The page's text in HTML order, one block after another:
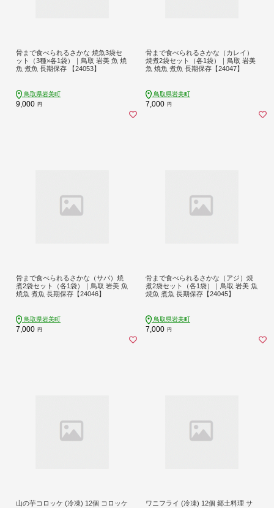
骨まで食べられるさかな 焼魚3袋セ
ット（3種×各1袋）｜鳥取 岩美 魚 焼
魚 煮魚 長期保存 【24053】
鳥取県岩美町
9,000 円
骨まで食べられるさかな（カレイ）
焼煮2袋セット（各1袋）｜鳥取 岩美
魚 焼魚 煮魚 長期保存【24047】
鳥取県岩美町
7,000 円
骨まで食べられるさかな（サバ）焼
煮2袋セット（各1袋）｜鳥取 岩美 魚
焼魚 煮魚 長期保存【24046】
鳥取県岩美町
7,000 円
骨まで食べられるさかな（アジ）焼
煮2袋セット（各1袋）｜鳥取 岩美 魚
焼魚 煮魚 長期保存【24045】
鳥取県岩美町
7,000 円
山の芋コロッケ (冷凍) 12個 コロッケ
ワニフライ (冷凍) 12個 郷土料理 サ